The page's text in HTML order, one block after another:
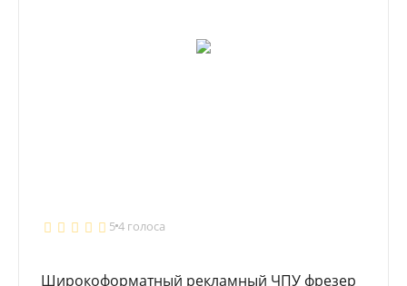
54 голоса
Широкоформатный рекламный ЧПУ фрезер